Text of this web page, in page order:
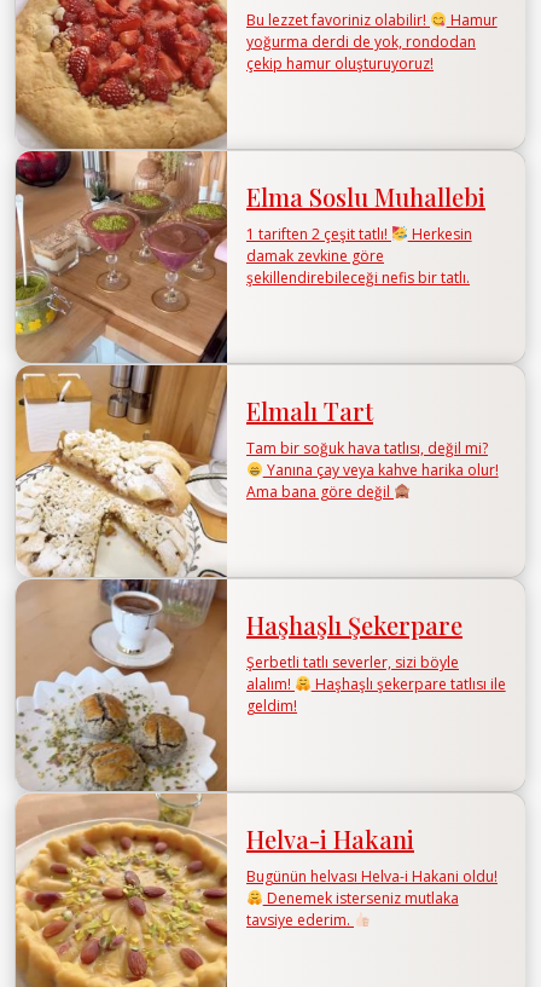
Bu lezzet favoriniz olabilir!
Hamur
yoğurma derdi de yok, rondodan
çekip hamur oluşturuyoruz!
Elma Soslu Muhallebi
1 tariften 2 çeşit tatlı!
Herkesin
damak zevkine göre
şekillendirebileceği nefis bir tatlı.
Elmalı Tart
Tam bir soğuk hava tatlısı, değil mi?
Yanına çay veya kahve harika olur!
Ama bana göre değil
Haşhaşlı Şekerpare
Şerbetli tatlı severler, sizi böyle
alalım!
Haşhaşlı şekerpare tatlısı ile
geldim!
Helva-i Hakani
Bugünün helvası Helva-i Hakani oldu!
Denemek isterseniz mutlaka
tavsiye ederim.